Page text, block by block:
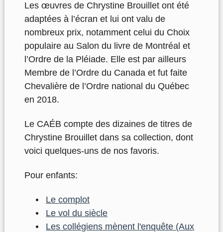
Les œuvres de Chrystine Brouillet ont été
adaptées à l’écran et lui ont valu de
nombreux prix, notamment celui du Choix
populaire au Salon du livre de Montréal et
l’Ordre de la Pléiade. Elle est par ailleurs
Membre de l’Ordre du Canada et fut faite
Chevalière de l’Ordre national du Québec
en 2018.
Le CAÉB compte des dizaines de titres de
Chrystine Brouillet dans sa collection, dont
voici quelques-uns de nos favoris.
Pour enfants:
Le complot
Le vol du siècle
Les collégiens mènent l'enquête (Aux